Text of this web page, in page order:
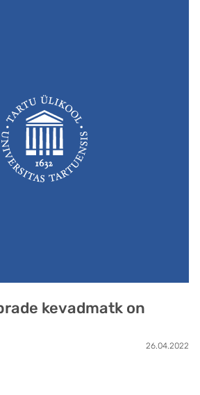
kevadmatk on
26.04.2022